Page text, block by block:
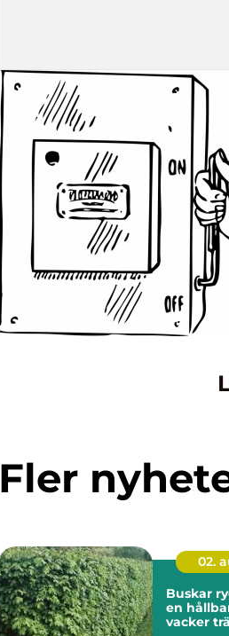
Fler
02.
Buskar ryggraden i
en
vacker